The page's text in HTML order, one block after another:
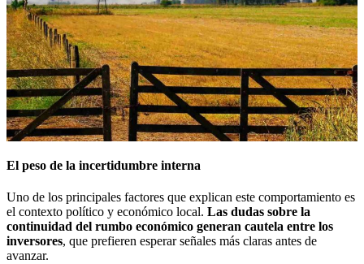
El peso de la incertidumbre interna
Uno de los principales factores que explican este comportamiento es
el contexto político y económico local. Las dudas sobre la
continuidad del rumbo económico generan cautela entre los
inversores, que prefieren esperar señales más claras antes de
avanzar.